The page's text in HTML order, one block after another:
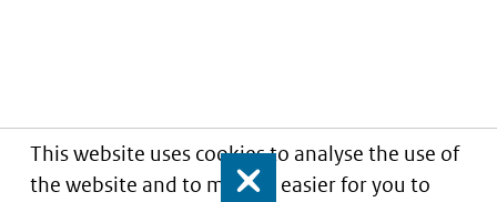
This website uses cookies to analyse the use of
the website and to make it easier for you to
Close